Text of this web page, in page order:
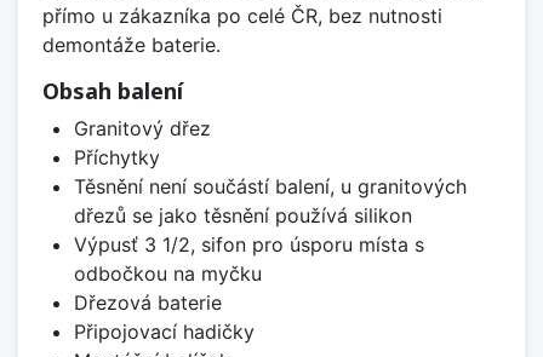
přímo u zákazníka po celé ČR, bez nutnosti
demontáže baterie.
Obsah balení
Granitový dřez
Příchytky
Těsnění není součástí balení, u granitových
dřezů se jako těsnění používá silikon
Výpusť 3 1/2, sifon pro úsporu místa s
odbočkou na myčku
Dřezová baterie
Připojovací hadičky